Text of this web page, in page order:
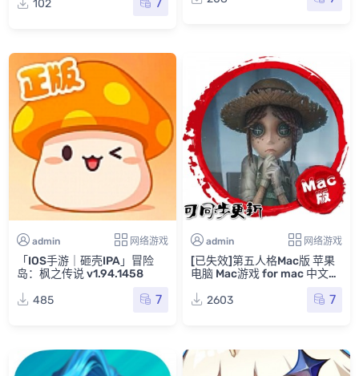
102
7
admin 网络游戏
「IOS手游｜砸壳IPA」冒险
岛：枫之传说 v1.94.1458
485
7
admin 网络游戏
[已失效]第五人格Mac版 苹果
电脑 Mac游戏 for mac 中文版
ac 2603 7